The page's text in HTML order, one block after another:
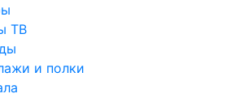
ТВ
и полки